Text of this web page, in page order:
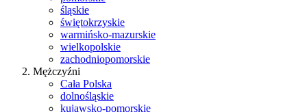
śląskie
świętokrzyskie
warmińsko-mazurskie
wielkopolskie
zachodniopomorskie
Mężczyźni
Cała Polska
dolnośląskie
kujawsko-pomorskie